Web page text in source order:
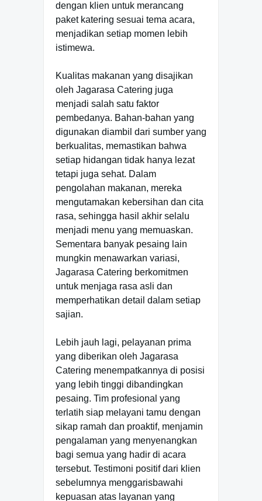
dengan klien untuk merancang
paket katering sesuai tema acara,
menjadikan setiap momen lebih
istimewa.
Kualitas makanan yang disajikan
oleh Jagarasa Catering juga
menjadi salah satu faktor
pembedanya. Bahan-bahan yang
digunakan diambil dari sumber yang
berkualitas, memastikan bahwa
setiap hidangan tidak hanya lezat
tetapi juga sehat. Dalam
pengolahan makanan, mereka
mengutamakan kebersihan dan cita
rasa, sehingga hasil akhir selalu
menjadi menu yang memuaskan.
Sementara banyak pesaing lain
mungkin menawarkan variasi,
Jagarasa Catering berkomitmen
untuk menjaga rasa asli dan
memperhatikan detail dalam setiap
sajian.
Lebih jauh lagi, pelayanan prima
yang diberikan oleh Jagarasa
Catering menempatkannya di posisi
yang lebih tinggi dibandingkan
pesaing. Tim profesional yang
terlatih siap melayani tamu dengan
sikap ramah dan proaktif, menjamin
pengalaman yang menyenangkan
bagi semua yang hadir di acara
tersebut. Testimoni positif dari klien
sebelumnya menggarisbawahi
kepuasan atas layanan yang